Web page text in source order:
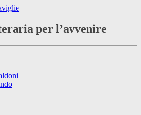
per l’avvenire